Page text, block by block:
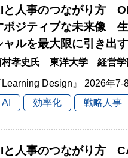
と人事のつながり方
ポジティブな未来像
ャルを最大限に引き出す
村孝史氏 東洋大学 経営学
Learning Design』 2026年7-
AI
効率化 戦略人事
と人事のつながり方